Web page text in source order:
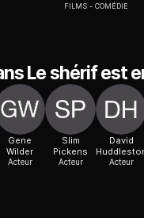
FILMS COMÉDIE
Le shérif est
Gene
Wilder
Acteur
Slim
Pickens
Acteur
David
Acteur